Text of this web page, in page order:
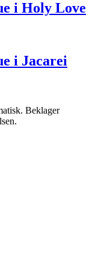
i Holy Love
i Jacarei
Beklager